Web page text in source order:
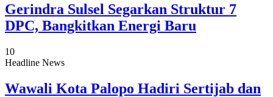
Gerindra Sulsel Segarkan Struktur 7
DPC, Bangkitkan Energi Baru
10
Headline News
Wawali Kota Palopo Hadiri Sertijab dan